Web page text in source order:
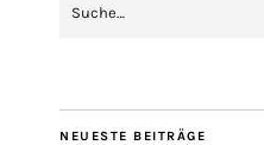
NEUESTE BEITRÄGE